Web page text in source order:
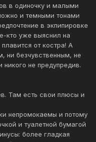
в одиночку и малыми
и темными тонами
в экпипировке
кто уже выяснил на
от костра! А
ни безчувственным, не
никого не предупредив.
Там есть свои плюсы и
непромокаемы и потому
и туалетной бумагой
более гладкая